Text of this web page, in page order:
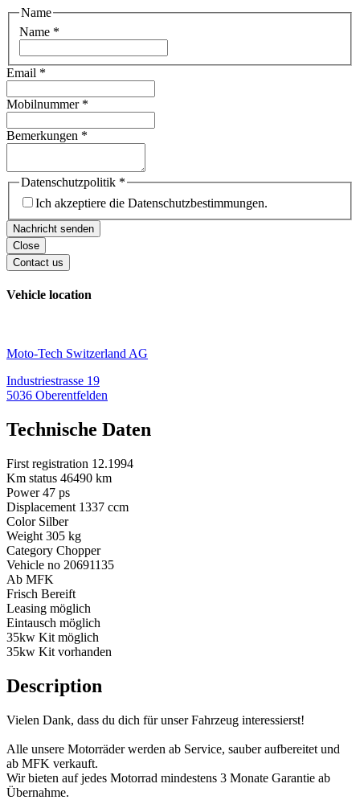
Name
Name *
Email *
Mobilnummer *
Bemerkungen *
Datenschutzpolitik *
Ich akzeptiere die Datenschutzbestimmungen.
Nachricht senden
Close
Contact us
Vehicle location
Moto-Tech Switzerland AG
Industriestrasse 19
5036 Oberentfelden
Technische Daten
First registration 12.1994
Km status 46490 km
Power 47 ps
Displacement 1337 ccm
Color Silber
Weight 305 kg
Category Chopper
Vehicle no 20691135
Ab MFK
Frisch Bereift
Leasing möglich
Eintausch möglich
35kw Kit möglich
35kw Kit vorhanden
Description
Vielen Dank, dass du dich für unser Fahrzeug interessierst!
Alle unsere Motorräder werden ab Service, sauber aufbereitet und
ab MFK verkauft.
Wir bieten auf jedes Motorrad mindestens 3 Monate Garantie ab
Übernahme.